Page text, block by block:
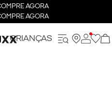
AGORA
AGORA
CRIANÇAS